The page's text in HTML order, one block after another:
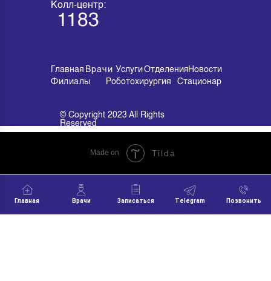
Главная Врачи Записаться Telegram Позвонить
© Copyright 2023 All Rights
Reserved
1183
Колл-центр:
Новости
Филиалы
Отделения
Услуги
Врачи
Главная
Роботохирургия
Стационар
© Copyright 2023 All Rights
Reserved
Made on Tilda